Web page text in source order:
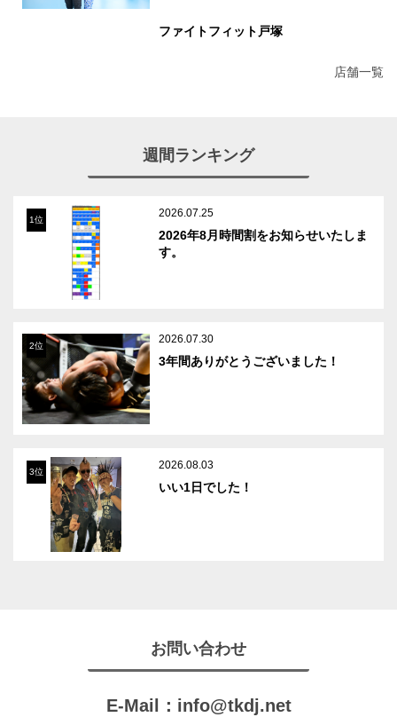
ファイトフィット戸塚
店舗一覧
週間ランキング
1位
2026.07.25
2026年8月時間割をお知らせいたしま
す。
2位
2026.07.30
3年間ありがとうございました！
3位
2026.08.03
いい1日でした！
お問い合わせ
E-Mail： info@tkdj.net